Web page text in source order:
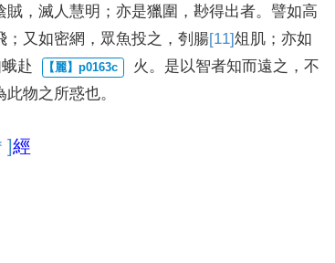
賊 ， 滅人慧明 ； 亦是獵圍 ， 尠得出者。 譬如高
； 又如密網 ， 眾魚投之 ， 刳腸[11]俎 肌 ； 亦如
赴 火。 是以智者知而遠之 ，不
此物之所惑也。
]經